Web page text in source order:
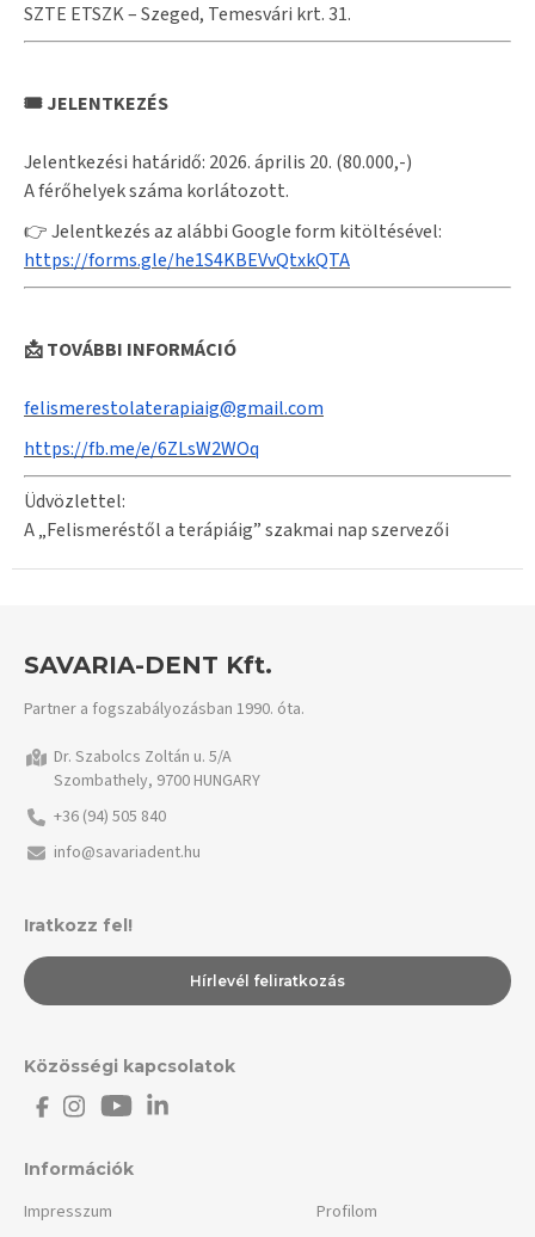
SZTE ETSZK – Szeged, Temesvári krt. 31.
🎟 JELENTKEZÉS
Jelentkezési határidő: 2026. április 20. (80.000,-)
A férőhelyek száma korlátozott.
👉 Jelentkezés az alábbi Google form kitöltésével:
https://forms.gle/he1S4KBEVvQtxkQTA
📩 TOVÁBBI INFORMÁCIÓ
felismerestolaterapiaig@gmail.com
https://fb.me/e/6ZLsW2WOq
Üdvözlettel:
A „Felismeréstől a terápiáig” szakmai nap szervezői
SAVARIA-DENT Kft.
Partner a fogszabályozásban 1990. óta.
Dr. Szabolcs Zoltán u. 5/A
Szombathely, 9700 HUNGARY
+36 (94) 505 840
info@savariadent.hu
Információk
Impresszum
Profilom
Iratkozz fel!
Hírlevél feliratkozás
Közösségi kapcsolatok